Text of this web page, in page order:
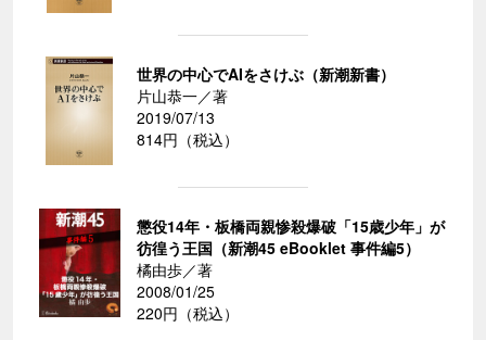
世界の中心でAIをさけぶ（新潮新書）
片山恭一／著
2019/07/13
814円（税込）
懲役14年・板橋両親惨殺爆破「15歳少年」が
彷徨う王国（新潮45 eBooklet 事件編5）
橘由歩／著
2008/01/25
220円（税込）